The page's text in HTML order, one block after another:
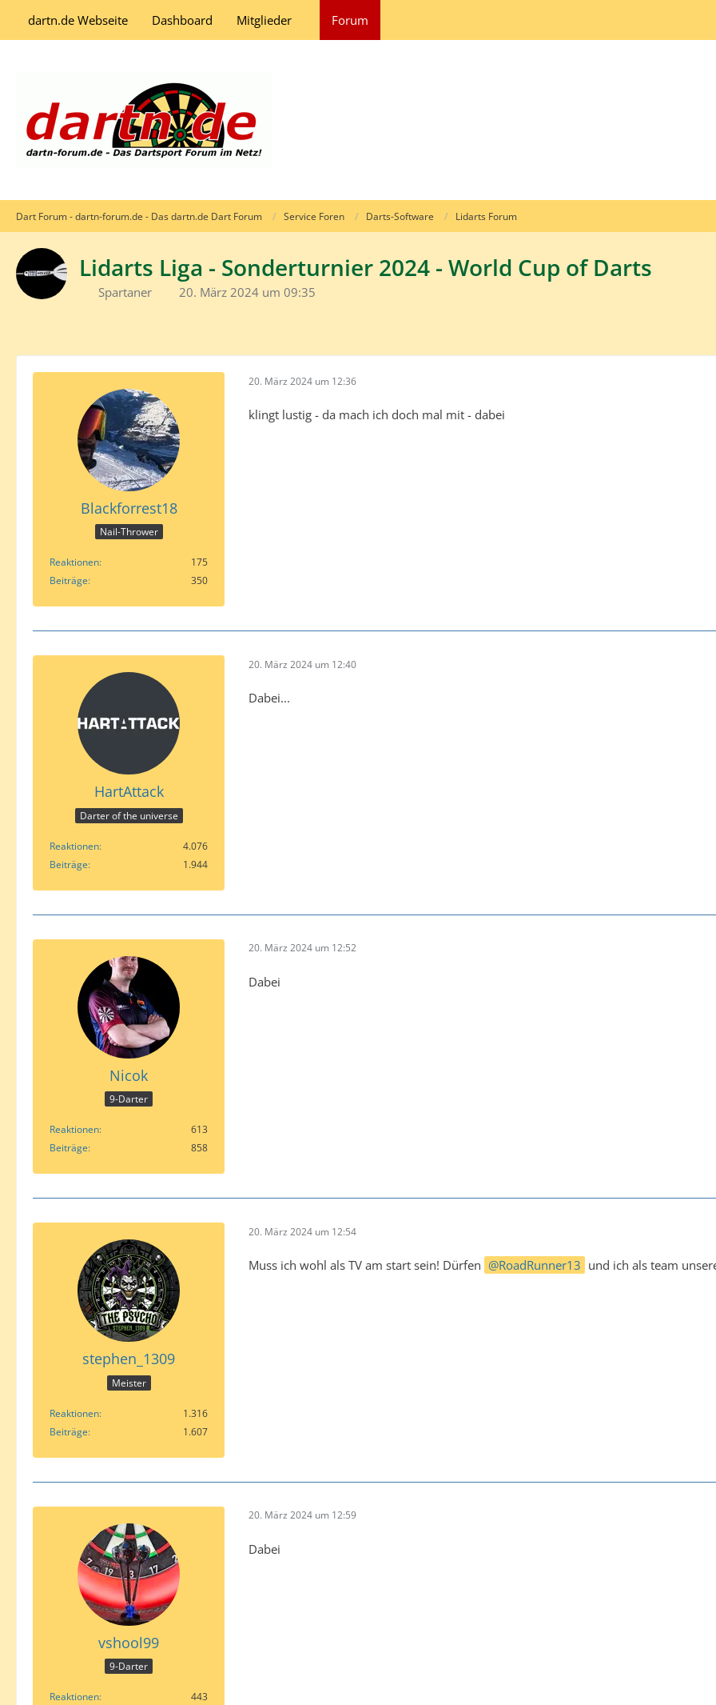
dartn.de Webseite Dashboard Mitglieder Forum
Dart Forum - dartn-forum.de - Das dartn.de Dart Forum Service Foren Darts-Software Lidarts Forum
Lidarts Liga - Sonderturnier 2024 - World Cup of Darts
Spartaner 20. März 2024 um 09:35
Blackforrest18
Nail-Thrower
Reaktionen
175
Beiträge
350
20. März 2024 um 12:36
klingt lustig - da mach ich doch mal mit - dabei
HartAttack
Darter of the universe
Reaktionen
4.076
Beiträge
1.944
20. März 2024 um 12:40
Dabei...
Nicok
9-Darter
Reaktionen
613
Beiträge
858
20. März 2024 um 12:52
Dabei
stephen_1309
Meister
Reaktionen
1.316
Beiträge
1.607
20. März 2024 um 12:54
Muss ich wohl als TV am start sein! Dürfen RoadRunner13 und ich als team
vshool99
9-Darter
Reaktionen
443
20. März 2024 um 12:59
Dabei